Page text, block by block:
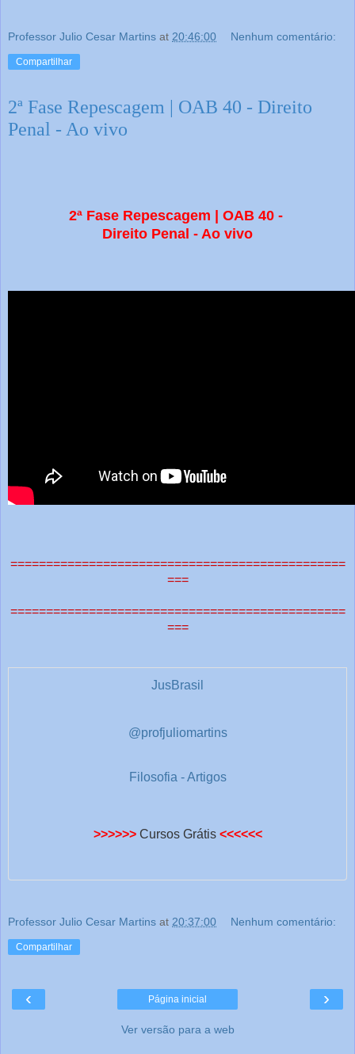
Professor Julio Cesar Martins at 20:46:00 Nenhum comentário:
Compartilhar
2ª Fase Repescagem | OAB 40 - Direito
Penal - Ao vivo
2ª Fase Repescagem | OAB 40 -
Direito Penal - Ao vivo
===============================================
===
===============================================
===
JusBrasil
@profjuliomartins
Filosofia - Artigos
>>>>>> Cursos Grátis <<<<<<
Professor Julio Cesar Martins at 20:37:00 Nenhum comentário:
Compartilhar
‹ ›
Página inicial
Ver versão para a web